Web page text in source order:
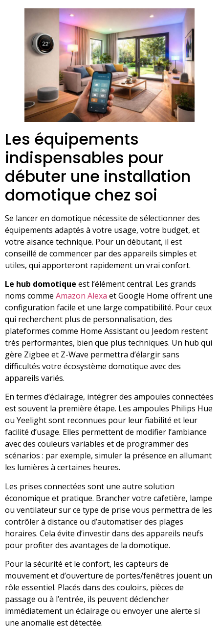
Les équipements
indispensables pour
débuter une installation
domotique chez soi
Se lancer en domotique nécessite de sélectionner des
équipements adaptés à votre usage, votre budget, et
votre aisance technique. Pour un débutant, il est
conseillé de commencer par des appareils simples et
utiles, qui apporteront rapidement un vrai confort.
Le hub domotique est l’élément central. Les grands
noms comme Amazon Alexa et Google Home offrent une
configuration facile et une large compatibilité. Pour ceux
qui recherchent plus de personnalisation, des
plateformes comme Home Assistant ou Jeedom restent
très performantes, bien que plus techniques. Un hub qui
gère Zigbee et Z-Wave permettra d’élargir sans
difficultés votre écosystème domotique avec des
appareils variés.
En termes d’éclairage, intégrer des ampoules connectées
est souvent la première étape. Les ampoules Philips Hue
ou Yeelight sont reconnues pour leur fiabilité et leur
facilité d’usage. Elles permettent de modifier l’ambiance
avec des couleurs variables et de programmer des
scénarios : par exemple, simuler la présence en allumant
les lumières à certaines heures.
Les prises connectées sont une autre solution
économique et pratique. Brancher votre cafetière, lampe
ou ventilateur sur ce type de prise vous permettra de les
contrôler à distance ou d’automatiser des plages
horaires. Cela évite d’investir dans des appareils neufs
pour profiter des avantages de la domotique.
Pour la sécurité et le confort, les capteurs de
mouvement et d’ouverture de portes/fenêtres jouent un
rôle essentiel. Placés dans des couloirs, pièces de
passage ou à l’entrée, ils peuvent déclencher
immédiatement un éclairage ou envoyer une alerte si
une anomalie est détectée.